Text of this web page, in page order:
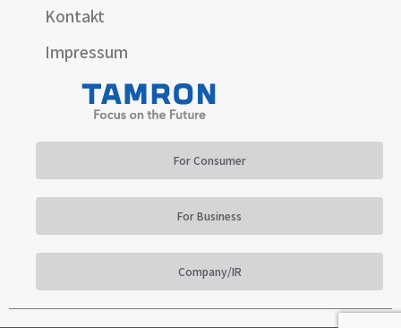
Kontakt
Impressum
For Consumer
For Business
Company/IR